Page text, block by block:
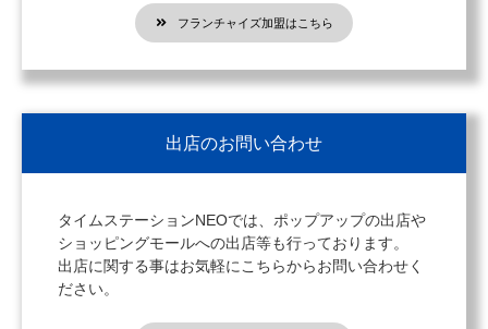
フランチャイズ加盟はこちら
出店のお問い合わせ
タイムステーションNEOでは、ポップアップの出店や
ショッピングモールへの出店等も行っております。
出店に関する事はお気軽にこちらからお問い合わせく
ださい。